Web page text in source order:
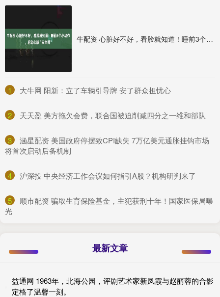
牛配资 心脏好不好，看脸就知道！睡前3个小动作，启动心脏“安全阀”
1 ​大牛网 阳新：立了车辆引导牌 安了群众担忧心
2 ​天天盈 美方拖欠会费，联合国被迫削减四分之一维和部队
3
​涵星配资 美国政府停摆致CPI缺失 7万亿美元通胀挂钩市场
将首次启动后备机制
4 ​沪深投 中央经济工作会议如何指引A股？机构研判来了
5
​顺市配资 骗取生育保险基金，主犯获刑十年！国家医保局曝
光
最新文章
益通网 1963年，北海公园，评剧艺术家新凤霞与赵丽蓉的合影
定格了温馨一刻。